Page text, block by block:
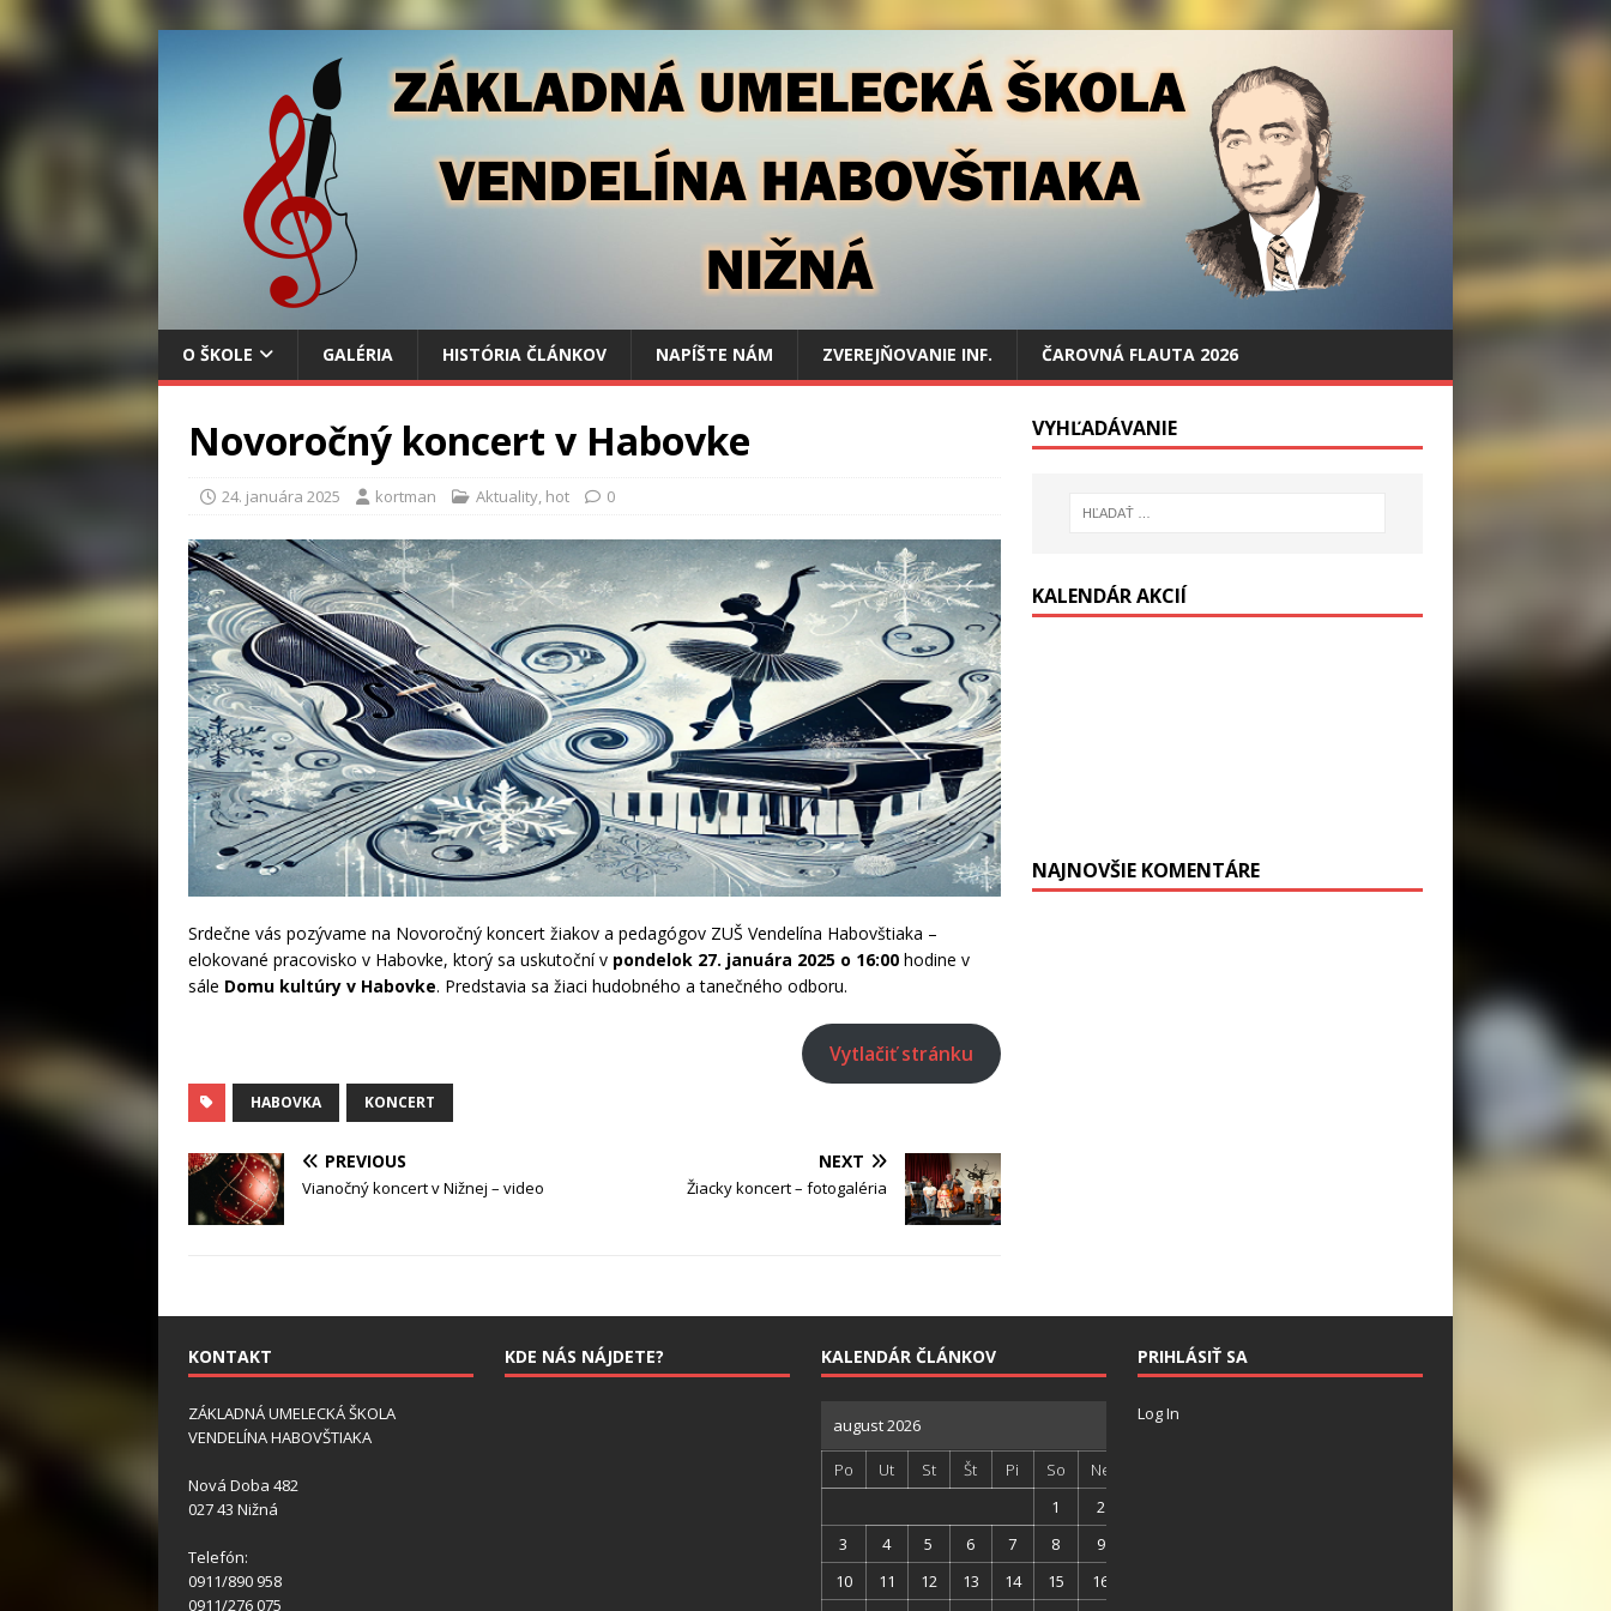
O ŠKOLE GALÉRIA HISTÓRIA ČLÁNKOV NAPÍŠTE NÁM ZVEREJŇOVANIE INF. ČAROVNÁ FLAUTA 2026
Novoročný koncert v Habovke
24. januára 2025 kortman Aktuality, hot 0
Srdečne vás pozývame na Novoročný koncert žiakov a pedagógov ZUŠ Vendelína Habovštiaka –
elokované pracovisko v Habovke, ktorý sa uskutoční v pondelok 27. januára 2025 o 16:00 hodine v
sále Domu kultúry v Habovke. Predstavia sa žiaci hudobného a tanečného odboru.
Vytlačiť stránku
HABOVKA KONCERT
PREVIOUS
Vianočný koncert v Nižnej – video
NEXT
Žiacky koncert – fotogaléria
VYHĽADÁVANIE
KALENDÁR AKCIÍ
NAJNOVŠIE KOMENTÁRE
KONTAKT
ZÁKLADNÁ UMELECKÁ ŠKOLA
VENDELÍNA HABOVŠTIAKA
Nová Doba 482
027 43 Nižná
Telefón:
0911/890 958
0911/276 075
KDE NÁS NÁJDETE? KALENDÁR ČLÁNKOV
august 2026
Po Ut St Št Pi So
Ne
1
2
3
4 5 6 7 8
9
10
11 12 13 14 15
16
PRIHLÁSIŤ SA
Log In